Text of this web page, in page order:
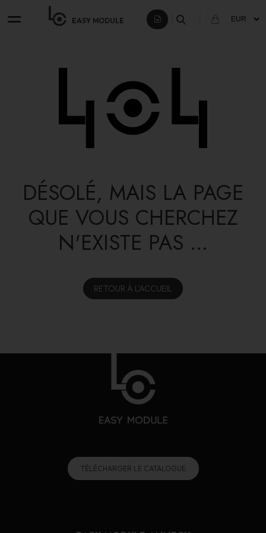
EASY MODULE
DÉSOLÉ, MAIS LA PAGE
QUE VOUS CHERCHEZ
N'EXISTE PAS ...
RETOUR À L'ACCUEIL
TÉLÉCHARGER LE CATALOGUE